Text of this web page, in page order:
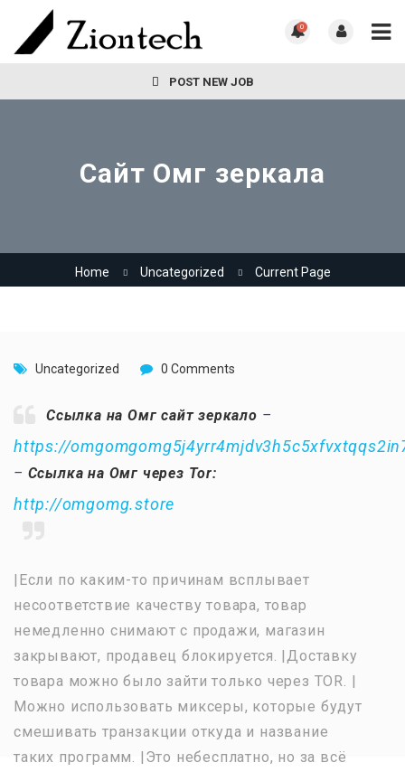
0
POST NEW JOB
Сайт Омг зеркала
Home Uncategorized Current Page
Uncategorized 0 Comments
Ссылка на Омг сайт зеркало –
https://
– Ссылка на Омг через Tor:
http://omgomg.store
|Если по каким-то причинам всплывает
несоответствие качеству товара, товар
немедленно снимают с продажи, магазин
закрывают, продавец блокируется. |Доставку
товара можно было зайти только через TOR. |
Можно использовать миксеры, которые будут
смешивать транзакции откуда и название
таких программ. |Это небесплатно, но за всё